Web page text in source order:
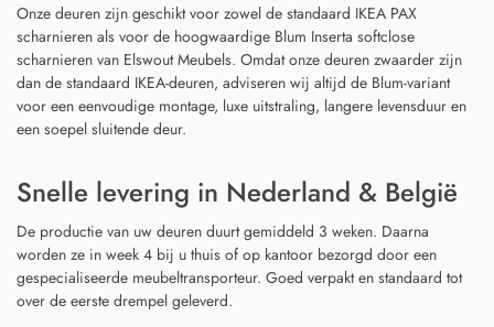
Onze deuren zijn geschikt voor zowel de standaard IKEA PAX
scharnieren als voor de hoogwaardige Blum Inserta softclose
scharnieren van Elswout Meubels. Omdat onze deuren zwaarder zijn
dan de standaard IKEA-deuren, adviseren wij altijd de Blum-variant
voor een eenvoudige montage, luxe uitstraling, langere levensduur en
een soepel sluitende deur.
Snelle levering in Nederland & België
De productie van uw deuren duurt gemiddeld 3 weken. Daarna
worden ze in week 4 bij u thuis of op kantoor bezorgd door een
gespecialiseerde meubeltransporteur. Goed verpakt en standaard tot
over de eerste drempel geleverd.